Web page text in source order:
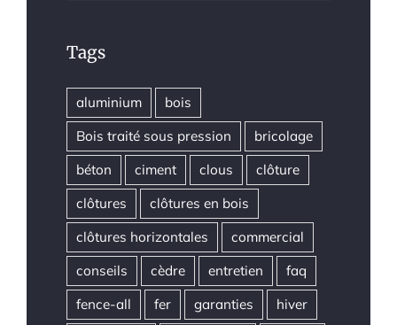
Tags
aluminium
bois
Bois traité sous pression
bricolage
béton
ciment clous
clôture
clôtures
clôtures en bois
clôtures horizontales
commercial
conseils
cèdre entretien
faq
fence-all
fer garanties
hiver